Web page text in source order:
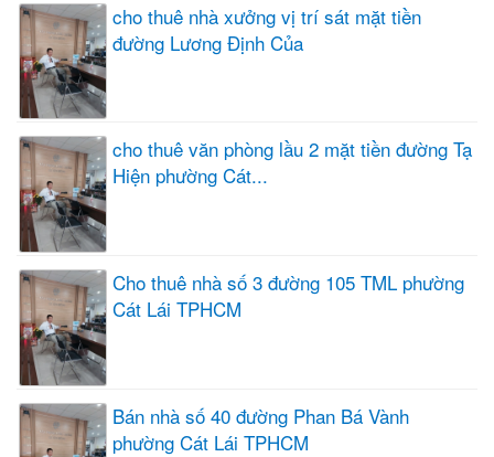
cho thuê nhà xưởng vị trí sát mặt tiền
đường Lương Định Của
cho thuê văn phòng lầu 2 mặt tiền đường Tạ
Hiện phường Cát...
Cho thuê nhà số 3 đường 105 TML phường
Cát Lái TPHCM
Bán nhà số 40 đường Phan Bá Vành
phường Cát Lái TPHCM